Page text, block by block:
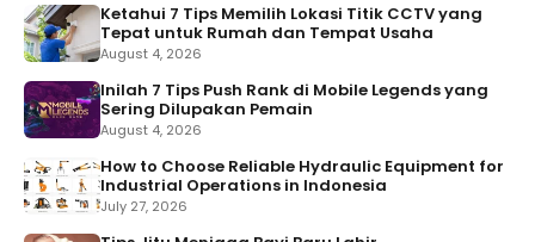
Ketahui 7 Tips Memilih Lokasi Titik CCTV yang
Tepat untuk Rumah dan Tempat Usaha
August 4, 2026
Inilah 7 Tips Push Rank di Mobile Legends yang
Sering Dilupakan Pemain
August 4, 2026
How to Choose Reliable Hydraulic Equipment for
Industrial Operations in Indonesia
July 27, 2026